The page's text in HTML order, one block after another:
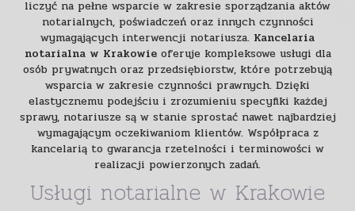
liczyć na pełne wsparcie w zakresie sporządzania aktów
notarialnych, poświadczeń oraz innych czynności
wymagających interwencji notariusza. Kancelaria
notarialna w Krakowieoferuje kompleksowe usługi dla
osób prywatnych oraz przedsiębiorstw, które potrzebują
wsparcia w zakresie czynności prawnych. Dzięki
elastycznemu podejściu i zrozumieniu specyfiki każdej
sprawy, notariusze są w stanie sprostać nawet najbardziej
wymagającym oczekiwaniom klientów. Współpraca z
kancelarią to gwarancja rzetelności i terminowości w
realizacji powierzonych zadań.
Usługi notarialne w Krakowie